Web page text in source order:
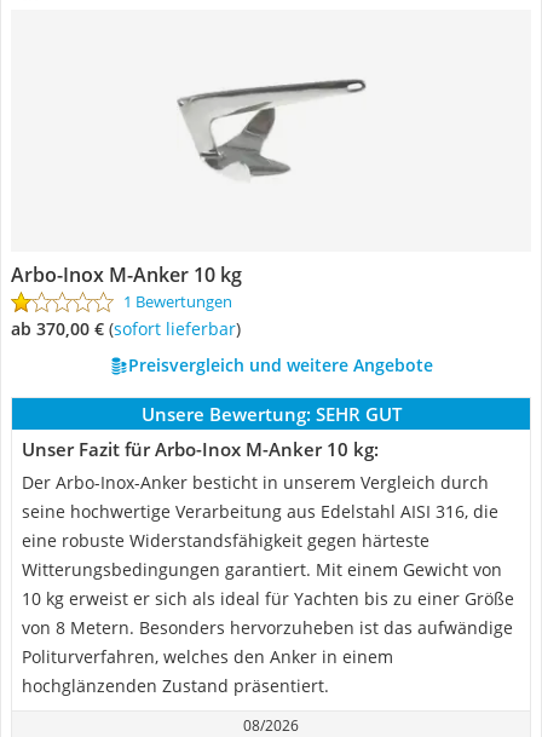
Arbo-Inox M-Anker 10 kg
1 Bewertungen
ab 370,00 € ( Sofort lieferbar)
Preisvergleich und weitere Angebote
Unsere Bewertung: SEHR GUT
Unser Fazit für Arbo-Inox M-Anker 10 kg:
Der Arbo-Inox-Anker besticht in unserem Vergleich durch
seine hochwertige Verarbeitung aus Edelstahl AISI 316, die
eine robuste Widerstandsfähigkeit gegen härteste
Witterungsbedingungen garantiert. Mit einem Gewicht von
10 kg erweist er sich als ideal für Yachten bis zu einer Größe
von 8 Metern. Besonders hervorzuheben ist das aufwändige
Politurverfahren, welches den Anker in einem
hochglänzenden Zustand präsentiert.
08/2026